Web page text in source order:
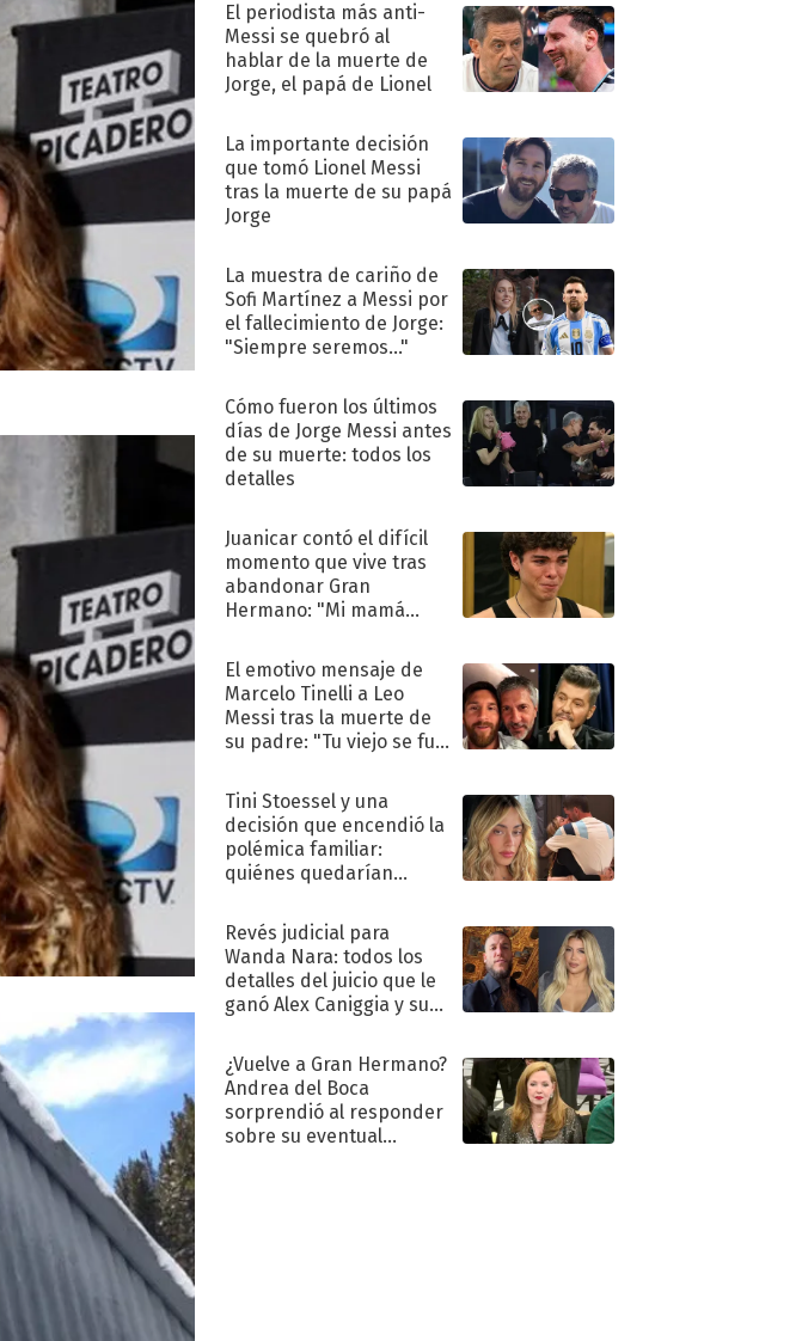
El periodista más anti-
Messi se quebró al
hablar de la muerte de
Jorge, el papá de Lionel
La importante decisión
que tomó Lionel Messi
tras la muerte de su papá
Jorge
La muestra de cariño de
Sofi Martínez a Messi por
el fallecimiento de Jorge:
"Siempre seremos..."
Cómo fueron los últimos
días de Jorge Messi antes
de su muerte: todos los
detalles
Juanicar contó el difícil
momento que vive tras
abandonar Gran
Hermano: "Mi mamá
El emotivo mensaje de
Marcelo Tinelli a Leo
Messi tras la muerte de
su padre: "Tu viejo se fue
Tini Stoessel y una
decisión que encendió la
polémica familiar:
quiénes quedarían
Revés judicial para
Wanda Nara: todos los
detalles del juicio que le
ganó Alex Caniggia y sus
¿Vuelve a Gran Hermano?
Andrea del Boca
sorprendió al responder
sobre su eventual